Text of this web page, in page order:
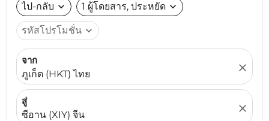
ไป-กลับ expand_more 1 ผู้โดยสาร, ประหยัด expand_more
รหัสโปรโมชั่น expand_more
จาก
ภูเก็ต (HKT) ไทย
close
สู่
ซีอาน (XIY) จีน
close